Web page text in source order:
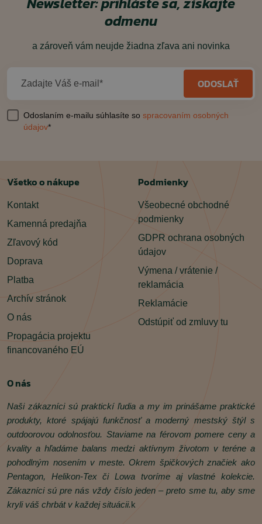
odmenu
a zároveň vám neujde žiadna zľava ani novinka
Zadajte Váš e-mail* ODOSLAŤ
Odoslaním e-mailu súhlasíte so spracovaním osobných
údajov*
Všetko o nákupe
Kontakt
Kamenná predajňa
Zľavový kód
Doprava
Platba
Archív stránok
O nás
Propagácia projektu
financovaného EÚ
Podmienky
Všeobecné obchodné
podmienky
GDPR ochrana osobných
údajov
Výmena / vrátenie /
reklamácia
Reklamácie
Odstúpiť od zmluvy tu
O nás
Naši zákazníci sú praktickí ľudia a my im prinášame praktické
produkty, ktoré spájajú funkčnosť a moderný mestský štýl s
outdoorovou odolnosťou. Staviame na férovom pomere ceny a
kvality a hľadáme balans medzi aktívnym životom v teréne a
pohodlným nosením v meste. Okrem špičkových značiek ako
Pentagon, Helikon‑Tex či Lowa tvoríme aj vlastné kolekcie.
Zákazníci sú pre nás vždy číslo jeden – preto sme tu, aby sme
kryli váš chrbát v každej situácii.k